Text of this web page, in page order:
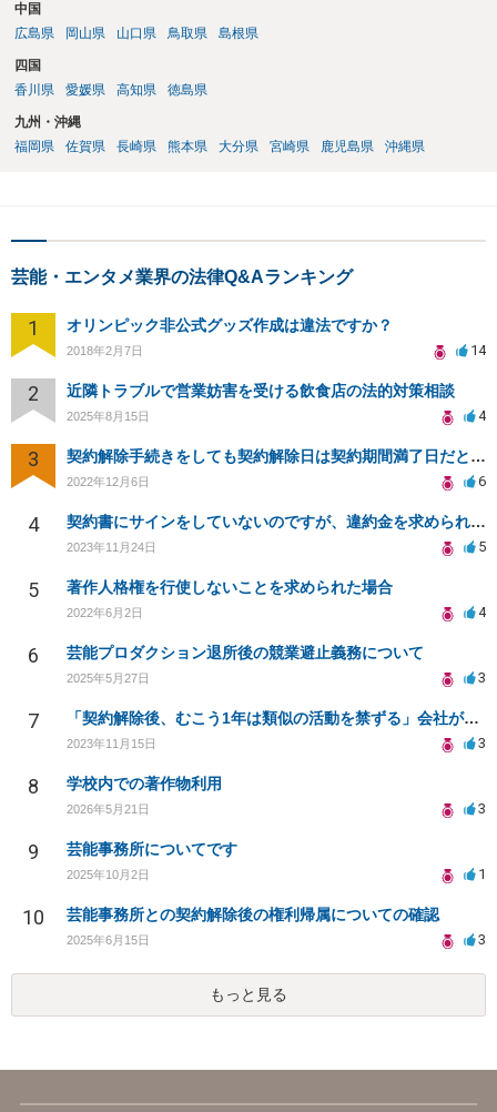
中国
広島県
岡山県 山口県 鳥取県 島根県
四国
香川県
愛媛県 高知県 徳島県
九州・沖縄
福岡県
佐賀県 長崎県 熊本県 大分県 宮崎県 鹿児島県 沖縄県
芸能・エンタメ業界の法律Q&Aランキング
1 オリンピック非公式グッズ作成は違法ですか？
2018年2月7日 14
2 近隣トラブルで営業妨害を受ける飲食店の法的対策相談
2025年8月15日 4
3 契約解除手続きをしても契約解除日は契約期間満了日だと言われました。
2022年12月6日 6
4 契約書にサインをしていないのですが、違約金を求められる。
2023年11月24日 5
5 著作人格権を行使しないことを求められた場合
2022年6月2日 4
6 芸能プロダクション退所後の競業避止義務について
2025年5月27日 3
7 「契約解除後、むこう1年は類似の活動を禁ずる」会社が倒産した場合でも施行されますか？
2023年11月15日 3
8 学校内での著作物利用
2026年5月21日 3
9 芸能事務所についてです
2025年10月2日 1
10 芸能事務所との契約解除後の権利帰属についての確認
2025年6月15日 3
もっと見る